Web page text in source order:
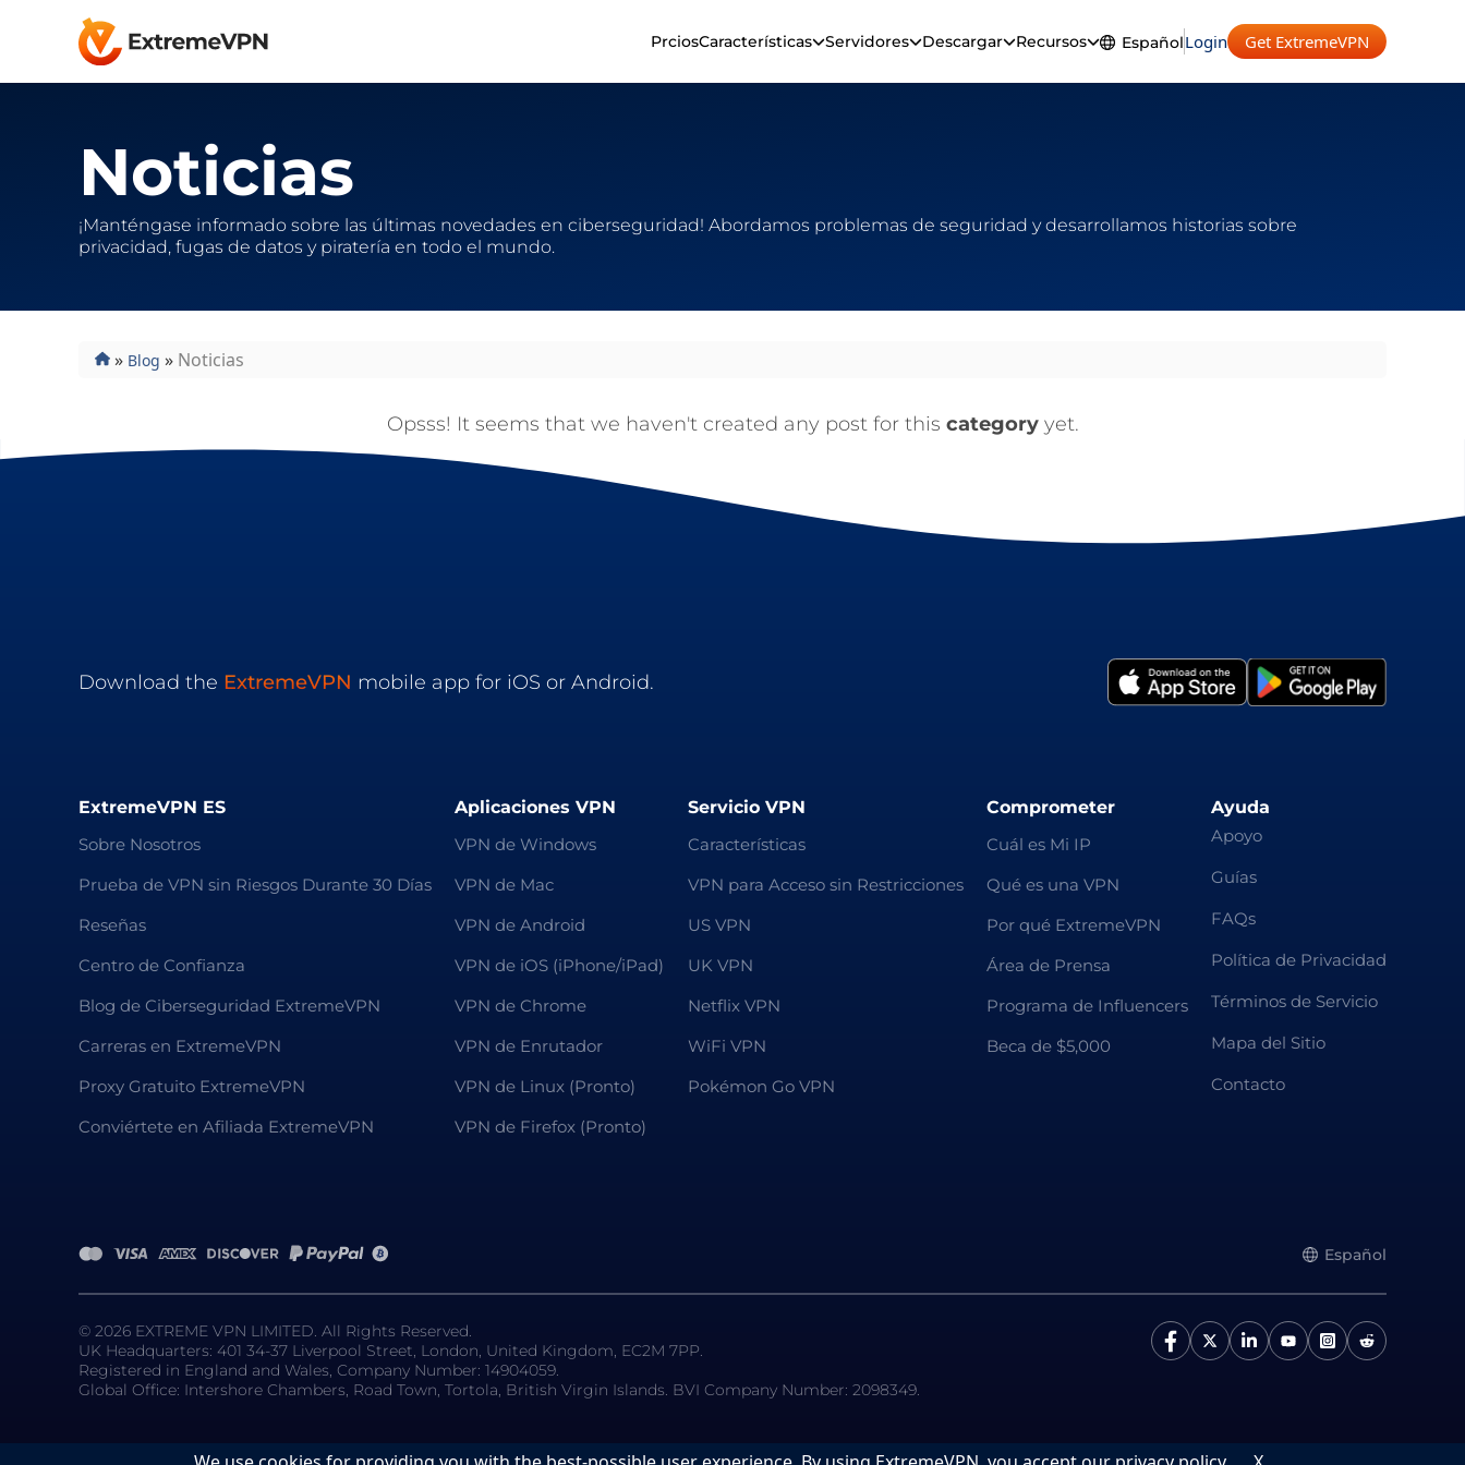
PrciosCaracterísticas Servidores Descargar Recursos
EspañolLogin Get ExtremeVPN
Noticias
¡Manténgase informado sobre las últimas novedades en ciberseguridad! Abordamos problemas de seguridad y desarrollamos historias sobre
privacidad, fugas de datos y piratería en todo el mundo.
» Blog » Noticias
Opsss! It seems that we haven't created any post for this categoryyet.
Download the ExtremeVPN mobile app for iOS or Android.
ExtremeVPN ES
Sobre Nosotros
Prueba de VPN sin Riesgos Durante 30 Días
Reseñas
Centro de Confianza
Blog de Ciberseguridad ExtremeVPN
Carreras en ExtremeVPN
Proxy Gratuito ExtremeVPN
Conviértete en Afiliada ExtremeVPN
Aplicaciones VPN
VPN de Windows
VPN de Mac
VPN de Android
VPN de iOS (iPhone/iPad)
VPN de Chrome
VPN de Enrutador
VPN de Linux (Pronto)
VPN de Firefox (Pronto)
Servicio VPN
Características
VPN para Acceso sin Restricciones
US VPN
UK VPN
Netflix VPN
WiFi VPN
Pokémon Go VPN
Comprometer
Cuál es Mi IP
Qué es una VPN
Por qué ExtremeVPN
Área de Prensa
Programa de Influencers
Beca de $5,000
Ayuda
Apoyo
Guías
FAQs
Política de Privacidad
Términos de Servicio
Mapa del Sitio
Contacto
Español
© 2026 EXTREME VPN LIMITED. All Rights Reserved.
UK Headquarters: 401 34-37 Liverpool Street, London, United Kingdom, EC2M 7PP.
Registered in England and Wales, Company Number: 14904059.
Global Office: Intershore Chambers, Road Town, Tortola, British Virgin Islands. BVI Company Number: 2098349.